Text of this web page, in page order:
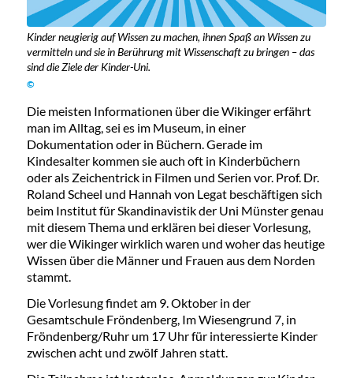
Kinder neugierig auf Wissen zu machen, ihnen Spaß an Wissen zu
vermitteln und sie in Berührung mit Wissenschaft zu bringen – das
sind die Ziele der Kinder-Uni.
©
Die meisten Informationen über die Wikinger erfährt
man im Alltag, sei es im Museum, in einer
Dokumentation oder in Büchern. Gerade im
Kindesalter kommen sie auch oft in Kinderbüchern
oder als Zeichentrick in Filmen und Serien vor. Prof. Dr.
Roland Scheel und Hannah von Legat beschäftigen sich
beim Institut für Skandinavistik der Uni Münster genau
mit diesem Thema und erklären bei dieser Vorlesung,
wer die Wikinger wirklich waren und woher das heutige
Wissen über die Männer und Frauen aus dem Norden
stammt.
Die Vorlesung findet am 9. Oktober in der
Gesamtschule Fröndenberg, Im Wiesengrund 7, in
Fröndenberg/Ruhr um 17 Uhr für interessierte Kinder
zwischen acht und zwölf Jahren statt.